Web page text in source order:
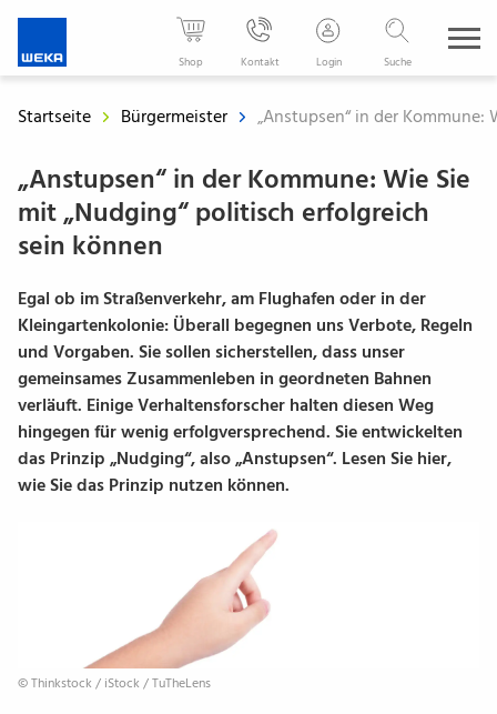
-
Der
für
Ihren
beruflichen
Erfolg
Shop Kontakt Login Suche
Startseite Bürgermeister „Anstupsen“ in der
„Anstupsen“ in der Kommune: Wie Sie
mit „Nudging“ politisch erfolgreich
sein können
Egal ob im Straßenverkehr, am Flughafen oder in der
Kleingartenkolonie: Überall begegnen uns Verbote, Regeln
und Vorgaben. Sie sollen sicherstellen, dass unser
gemeinsames Zusammenleben in geordneten Bahnen
verläuft. Einige Verhaltensforscher halten diesen Weg
hingegen für wenig erfolgversprechend. Sie entwickelten
das Prinzip „Nudging“, also „Anstupsen“. Lesen Sie hier,
wie Sie das Prinzip nutzen können.
© Thinkstock /​ iStock /​ TuTheLens